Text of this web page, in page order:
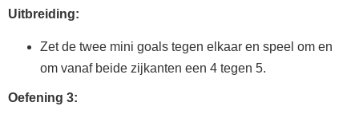
Uitbreiding:
Zet de twee mini goals tegen elkaar en speel om en
om vanaf beide zijkanten een 4 tegen 5.
Oefening 3: